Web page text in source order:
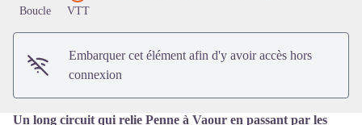
Boucle
VTT
Embarquer cet élément afin d'y avoir accès hors
connexion
Un long circuit qui relie Penne à Vaour en passant par les